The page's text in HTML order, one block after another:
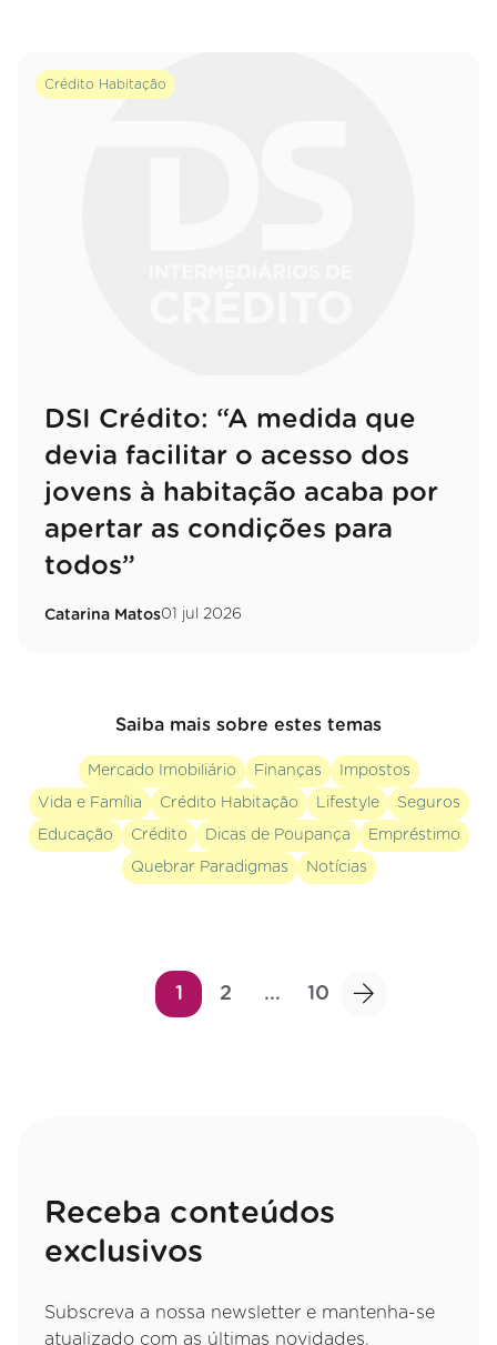
Crédito Habitação
DSI Crédito: “A medida que
devia facilitar o acesso dos
jovens à habitação acaba por
apertar as condições para
todos”
Catarina Matos01 jul 2026
Saiba mais sobre estes temas
Mercado Imobiliário Finanças Impostos
Vida e Família Crédito Habitação Lifestyle Seguros
Educação Crédito Dicas de Poupança Empréstimo
Quebrar Paradigmas Notícias
1 2 ... 10
Receba conteúdos
exclusivos
Subscreva a nossa newsletter e mantenha-se
atualizado com as últimas novidades.